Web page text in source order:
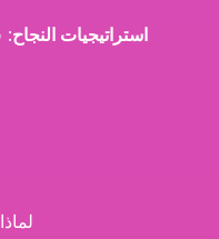
استراتيجيات النجاح: